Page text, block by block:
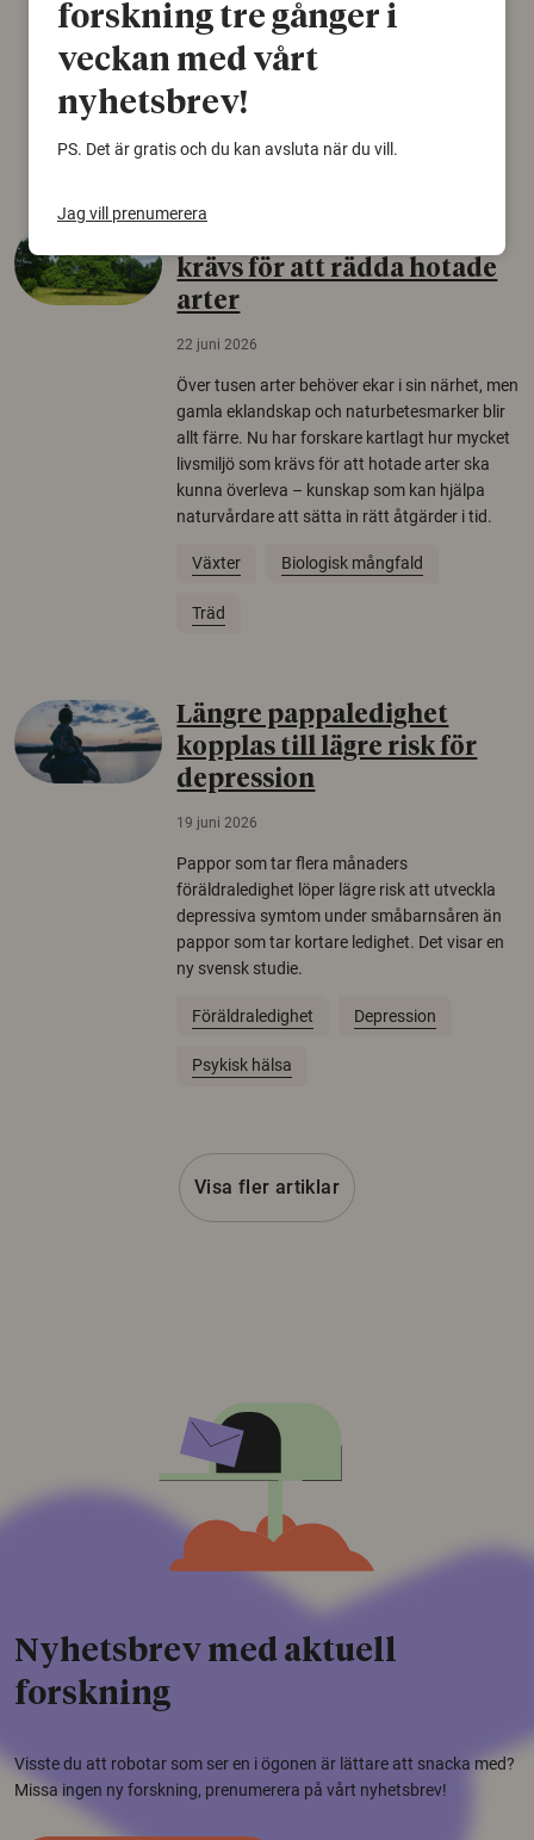
björnfäll visar sig vara delar av en 2000 år
gammal sko. Fyndet bär spår av romerskt
skomode och beskrivs som mycket ovanligt i
krävs för att rädda hotade
arter
22 juni 2026
Över tusen arter behöver ekar i sin närhet, men
gamla eklandskap och naturbetesmarker blir
allt färre. Nu har forskare kartlagt hur mycket
livsmiljö som krävs för att hotade arter ska
kunna överleva – kunskap som kan hjälpa
naturvårdare att sätta in rätt åtgärder i tid.
Växter Biologisk mångfald
Träd
Längre pappaledighet
kopplas till lägre risk för
depression
19 juni 2026
Pappor som tar flera månaders
föräldraledighet löper lägre risk att utveckla
depressiva symtom under småbarnsåren än
pappor som tar kortare ledighet. Det visar en
ny svensk studie.
Föräldraledighet Depression
Psykisk hälsa
Visa fler artiklar
Nyhetsbrev med aktuell
forskning
Visste du att robotar som ser en i ögonen är lättare att snacka med?
Missa ingen ny forskning, prenumerera på vårt nyhetsbrev!
forskning tre gånger i
veckan med vårt
nyhetsbrev!
PS. Det är gratis och du kan avsluta när du vill.
Jag vill prenumerera